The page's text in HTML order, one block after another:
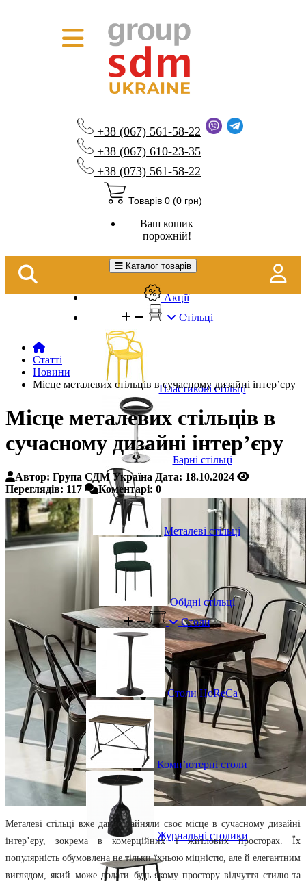
+38 (067) 561-58-22
+38 (067) 610-23-35
+38 (073) 561-58-22
Товарів 0 (0 грн)
Ваш кошик
порожній!
Каталог товарів
Акції
Стільці
Пластикові стільці
Барні стільці
Металеві стільці
Обідні стільці
Столи
Столи HoReCa
Комп’ютерні столи
Журнальні столики
Статті
Новини
Місце металевих стільців в сучасному дизайні інтер’єру
Місце металевих стільців в
сучасному дизайні інтер’єру
Автор: Група СДМ Україна Дата: 18.10.2024
Переглядів: 117 Коментарі: 0
Металеві стільці вже давно зайняли своє місце в сучасному дизайні
інтер’єру, зокрема в комерційних і житлових просторах. Їх
популярність обумовлена не тільки їхньою міцністю, але й елегантним
виглядом, який може додати будь-якому простору відчуття стилю та